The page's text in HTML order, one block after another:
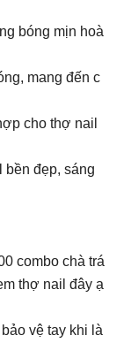
bóng mịn hoà
mang đến c
cho thợ nail
bền đẹp, sáng
combo chà trá
thợ nail đây ạ
vệ tay khi là